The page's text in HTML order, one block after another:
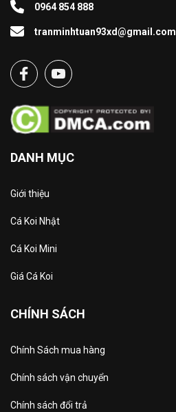
0964 854 888
tranminhtuan93xd@gmail.com
DANH MỤC
Giới thiệu
Cá Koi Nhật
Cá Koi Mini
Giá Cá Koi
CHÍNH SÁCH
Chính Sách mua hàng
Chính sách vận chuyển
Chính sách đổi trả